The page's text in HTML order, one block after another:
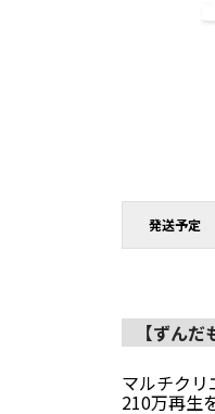
発送予定
【ずん
マルチクリ
210万再生